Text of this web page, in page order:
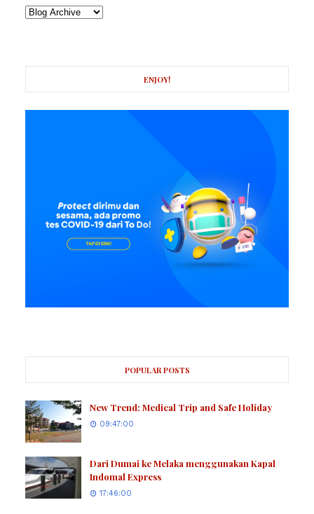
ENJOY!
POPULAR POSTS
New Trend: Medical Trip and Safe Holiday
09:47:00
Dari Dumai ke Melaka menggunakan Kapal
Indomal Express
17:46:00